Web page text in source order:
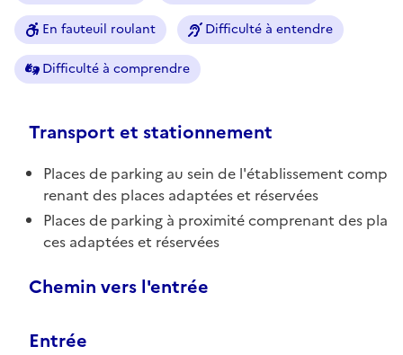
En fauteuil roulant Difficulté à entendre
Difficulté à comprendre
Transport et stationnement
Places de parking au sein de l'établissement comp
renant des places adaptées et réservées
Places de parking à proximité comprenant des pla
ces adaptées et réservées
Chemin vers l'entrée
Entrée